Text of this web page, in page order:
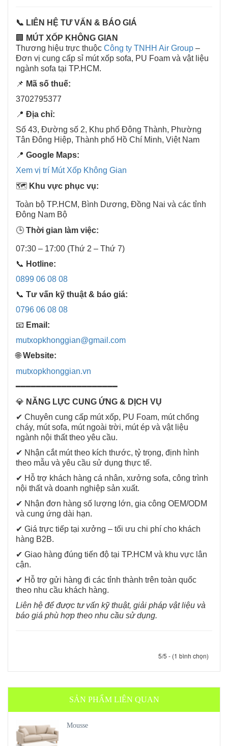
📞 LIÊN HỆ TƯ VẤN & BÁO GIÁ
🏢
MÚT XỐP KHÔNG GIAN
Thương hiệu trực thuộc Công ty TNHH Air Group –
Đơn vị cung cấp sỉ mút xốp sofa, PU Foam và vật liệu
ngành sofa tại TP.HCM.
📌 Mã số thuế:
3702795377
📍 Địa chỉ:
Số 43, Đường số 2, Khu phố Đông Thành, Phường
Tân Đông Hiệp, Thành phố Hồ Chí Minh, Việt Nam
📍 Google Maps:
Xem vị trí Mút Xốp Không Gian
🗺️ Khu vực phục vụ:
Toàn bộ TP.HCM, Bình Dương, Đồng Nai và các tỉnh
Đông Nam Bộ
🕒 Thời gian làm việc:
07:30 – 17:00 (Thứ 2 – Thứ 7)
📞 Hotline:
0899 06 08 08
📞 Tư vấn kỹ thuật & báo giá:
0796 06 08 08
📧 Email:
mutxopkhonggian@gmail.com
🌐Website:
mutxopkhonggian.vn
━━━━━━━━━━━━━━━━━━━━
💎 NĂNG LỰC CUNG ỨNG & DỊCH VỤ
✔ Chuyên cung cấp mút xốp, PU Foam, mút chống
cháy, mút sofa, mút ngoài trời, mút ép và vật liệu
ngành nội thất theo yêu cầu.
✔ Nhận cắt mút theo kích thước, tỷ trọng, định hình
theo mẫu và yêu cầu sử dụng thực tế.
✔ Hỗ trợ khách hàng cá nhân, xưởng sofa, công trình
nội thất và doanh nghiệp sản xuất.
✔ Nhận đơn hàng số lượng lớn, gia công OEM/ODM
và cung ứng dài hạn.
✔ Giá trực tiếp tại xưởng – tối ưu chi phí cho khách
hàng B2B.
✔ Giao hàng đúng tiến độ tại TP.HCM và khu vực lân
cận.
✔ Hỗ trợ gửi hàng đi các tỉnh thành trên toàn quốc
theo nhu cầu khách hàng.
Liên hệ để được tư vấn kỹ thuật, giải pháp vật liệu và
báo giá phù hợp theo nhu cầu sử dụng.
5/5 - (1 bình chọn)
SẢN PHẨM LIÊN QUAN
Mousse